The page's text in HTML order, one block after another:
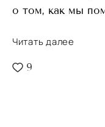
о том, как мы
Читать далее
9